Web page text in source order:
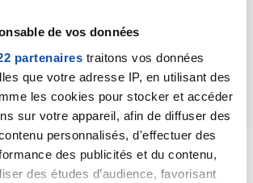
de vos données
partenaires traitons vos données
que votre adresse IP, en utilisant des
les cookies pour stocker et accéder
sur votre appareil, afin de diffuser des
personnalisés, d'effectuer des
des publicités et du contenu,
des études d’audience, favorisant
vous géré les douleurs de frottement